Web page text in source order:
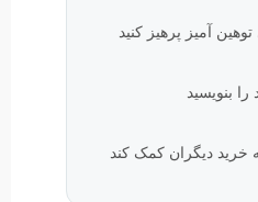
آمیز پرهیز کنید
بنویسید
خرید دیگران کمک کند